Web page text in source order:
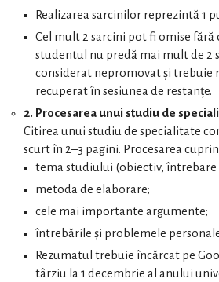
Realizarea sarcinilor reprezintă 1
Cel mult 2 sarcini pot fi omise fără
studentul nu predă mai mult de 2
considerat nepromovat și
recuperat în sesiunea de restanțe.
2. Procesarea unui studiu de
Citirea unui studiu de specialitate
scurt în 2–3 pagini. Procesarea
tema studiului (obiectiv, întrebare
metoda de elaborare;
cele mai importante argumente;
întrebările și problemele
Rezumatul trebuie încărcat pe
târziu la 1 decembrie al anului